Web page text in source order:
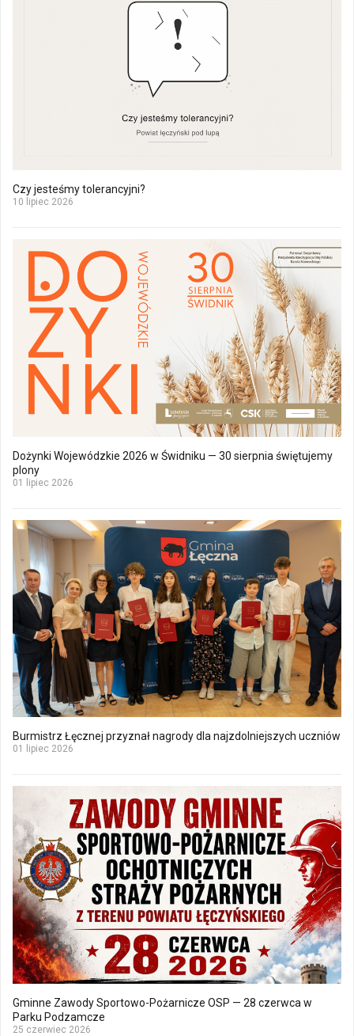
Czy jesteśmy tolerancyjni?
10 lipiec 2026
Dożynki Wojewódzkie 2026 w Świdniku — 30 sierpnia świętujemy
plony
01 lipiec 2026
Burmistrz Łęcznej przyznał nagrody dla najzdolniejszych uczniów
01 lipiec 2026
Gminne Zawody Sportowo-Pożarnicze OSP — 28 czerwca w
Parku Podzamcze
25 czerwiec 2026